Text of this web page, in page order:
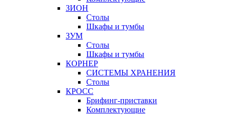
ЗИОН
Столы
Шкафы и тумбы
ЗУМ
Столы
Шкафы и тумбы
КОРНЕР
СИСТЕМЫ ХРАНЕНИЯ
Столы
КРОСС
Брифинг-приставки
Комплектующие